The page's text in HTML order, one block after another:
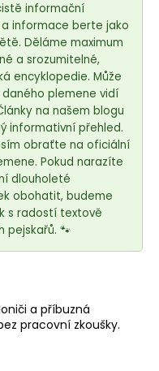
informační
informace berte jako
Děláme maximum
a srozumitelné,
encyklopedie. Může
plemene vidí
na našem blogu
informativní přehled.
obraťte na oficiální
Pokud narazíte
dlouholeté
obohatit, budeme
s radostí textově
pejskařů. 🐾
a příbuzná
pracovní zkoušky.